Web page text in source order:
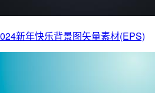
新年快乐背景图矢量素材(EPS)